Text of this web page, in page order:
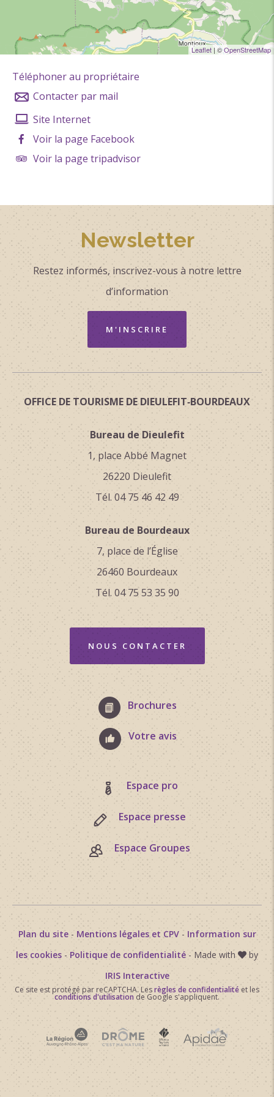
Pension complète
Petit déjeuner
Privatisable
Restauration
Réservation de prestations
Sèche cheveux
Sèche serviettes
Télévision
Parking gratuit
Bar
Leaflet | ©OpenStreetMap
Téléphoner au propriétaire
Contacter par mail
Site Internet
Voir la page Facebook
Voir la page tripadvisor
Newsletter
Restez informés, inscrivez-vous à notre lettre
d’information
M'INSCRIRE
OFFICE DE TOURISME DE DIEULEFIT‑BOURDEAUX
Bureau de Dieulefit
1, place Abbé Magnet
26220 Dieulefit
Tél. 04 75 46 42 49
Bureau de Bourdeaux
7, place de l’Église
26460 Bourdeaux
Tél. 04 75 53 35 90
NOUS CONTACTER
Brochures
Votre avis
Espace pro
Espace presse
Espace Groupes
Plan du site- Mentions légales et CPV- Information sur
les cookies - Politique de confidentialité - Made with
by
IRIS Interactive
Ce site est protégé par reCAPTCHA. Lesrègles de confidentialitéet les
conditions d'utilisation de Google s'appliquent.